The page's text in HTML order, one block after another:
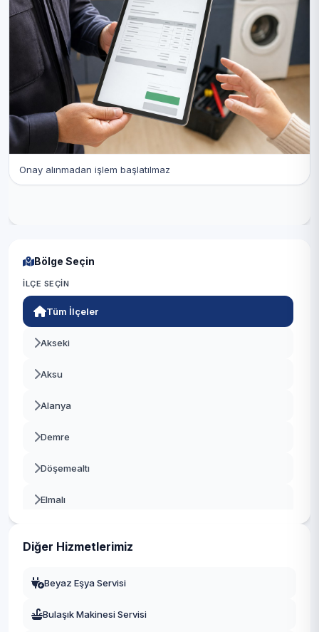
Onay alınmadan işlem başlatılmaz
Bölge Seçin
İLÇE SEÇIN
Tüm İlçeler
Akseki
Aksu
Alanya
Demre
Döşemealtı
Elmalı
Diğer Hizmetlerimiz
Beyaz Eşya Servisi
Bulaşık Makinesi Servisi